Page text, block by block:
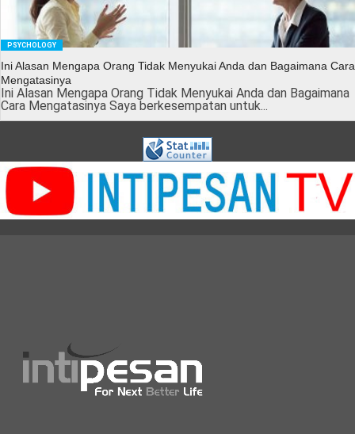
PSYCHOLOGY
Ini Alasan Mengapa Orang Tidak Menyukai Anda dan Bagaimana Cara
Mengatasinya
Ini Alasan Mengapa Orang Tidak Menyukai Anda dan Bagaimana
Cara Mengatasinya Saya berkesempatan untuk...